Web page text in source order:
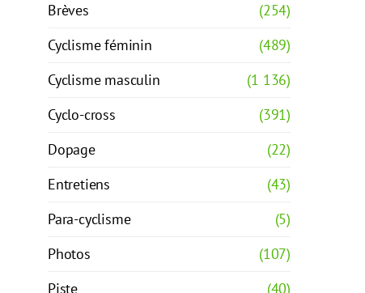
Brèves
(254)
Cyclisme féminin
(489)
Cyclisme masculin
(1 136)
Cyclo-cross
(391)
Dopage
(22)
Entretiens
(43)
Para-cyclisme
(5)
Photos
(107)
Piste
(40)